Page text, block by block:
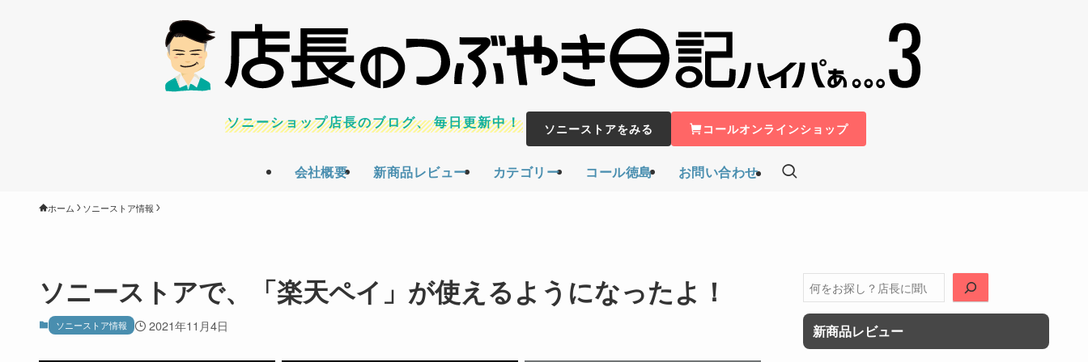
会社概要 新商品レビュー カテゴリー コール徳島 お問い合わせ
ソニーショップ店長のブログ、毎日更新中！ ソニーストアをみる コールオンラインショップ
ホーム ソニーストア情報
ソニーストアで、「楽天ペイ」が使えるようになったよ！
ソニーストア情報 2021年11月4日
検
索
新商品レビュー